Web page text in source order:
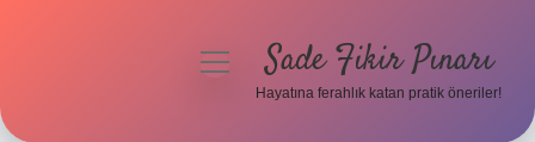
menüyüSade Fikir Pınarı
Hayatına ferahlık katan pratik öneriler!